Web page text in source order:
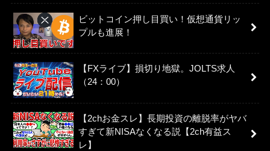
ビットコイン押し目買い！仮想通貨リッ
プルも進展！
【FXライブ】損切り地獄。JOLTS求人
（24：00）
【2chお金スレ】長期投資の離脱率がヤバ
すぎて新NISAなくなる説【2ch有益ス
レ】